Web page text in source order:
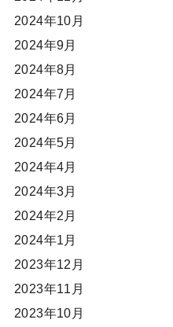
2024年10月
2024年9月
2024年8月
2024年7月
2024年6月
2024年5月
2024年4月
2024年3月
2024年2月
2024年1月
2023年12月
2023年11月
2023年10月